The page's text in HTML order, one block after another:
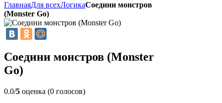
ГлавнаяДля всехЛогикаСоедини монстров
(Monster Go)
Соедини монстров (Monster
Go)
0.0/5 оценка (0 голосов)